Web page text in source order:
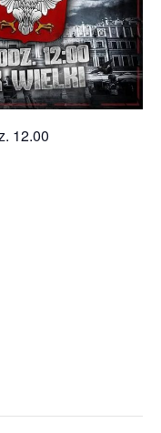
12.00